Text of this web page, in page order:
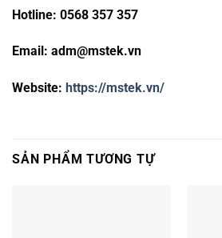
Hotline: 0568 357 357
Email: adm@mstek.vn
Website: https://mstek.vn/
SẢN PHẨM TƯƠNG TỰ